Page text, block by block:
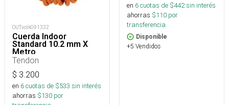
OUTvolk091332
Cuerda Indoor
Standard 10.2 mm X
Metro
Tendon
$ 3.200
en 6cuotas de $533 sin interés
ahorras $130 por
en 6cuotas de $442sin interés
ahorras $110 por
transferencia.
Disponible
+5 Vendidos